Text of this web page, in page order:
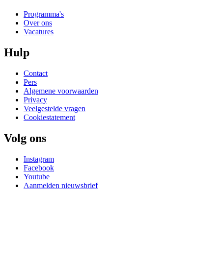
Programma's
Over ons
Vacatures
Hulp
Contact
Pers
Algemene voorwaarden
Privacy
Veelgestelde vragen
Cookiestatement
Volg ons
Instagram
Facebook
Youtube
Aanmelden nieuwsbrief